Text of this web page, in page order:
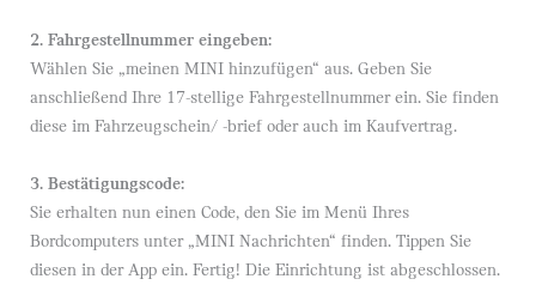
2. Fahrgestellnummer eingeben:
Wählen Sie „meinen MINI hinzufügen“ aus. Geben Sie
anschließend Ihre 17-stellige Fahrgestellnummer ein. Sie finden
diese im Fahrzeugschein/ -brief oder auch im Kaufvertrag.
3. Bestätigungscode:
Sie erhalten nun einen Code, den Sie im Menü Ihres
Bordcomputers unter „MINI Nachrichten“ finden. Tippen Sie
diesen in der App ein. Fertig! Die Einrichtung ist abgeschlossen.